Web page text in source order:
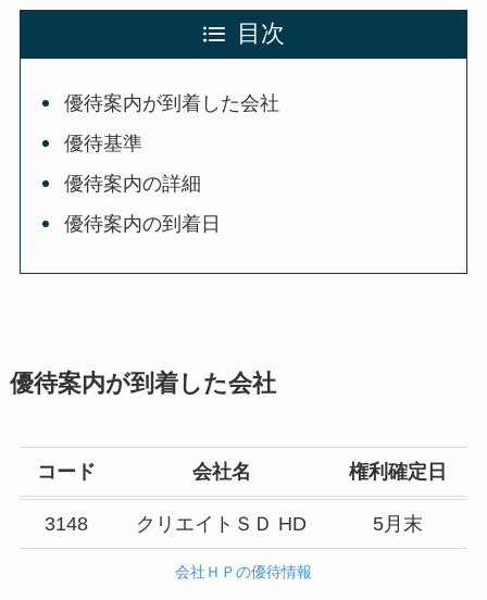
目次
優待案内が到着した会社
優待基準
優待案内の詳細
優待案内の到着日
優待案内が到着した会社
コード 会社名 権利確定日
3148 クリエイトＳＤ HD 5月末
会社ＨＰの優待情報